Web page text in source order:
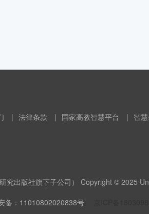
| 法律条款 | 国家高教智慧平台 | 智
究出版社旗下子公司） Copyright © 2025
备：11010802020838号